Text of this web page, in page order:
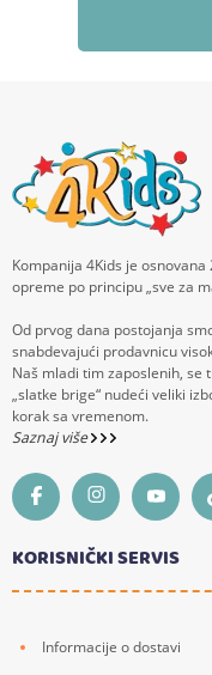
Kompanija 4Kids je
opreme po principu „sve za
Od prvog dana postojanja
snabdevajući prodavnicu
Naš mladi tim zaposlenih, se
„slatke brige“ nudeći veliki
korak sa vremenom.
Saznaj više
KORISNIČKI SERVIS
Informacije o dostavi